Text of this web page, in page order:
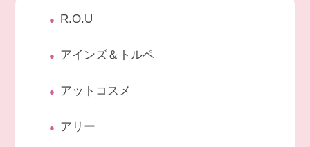
R.O.U
アインズ＆トルペ
アットコスメ
アリー